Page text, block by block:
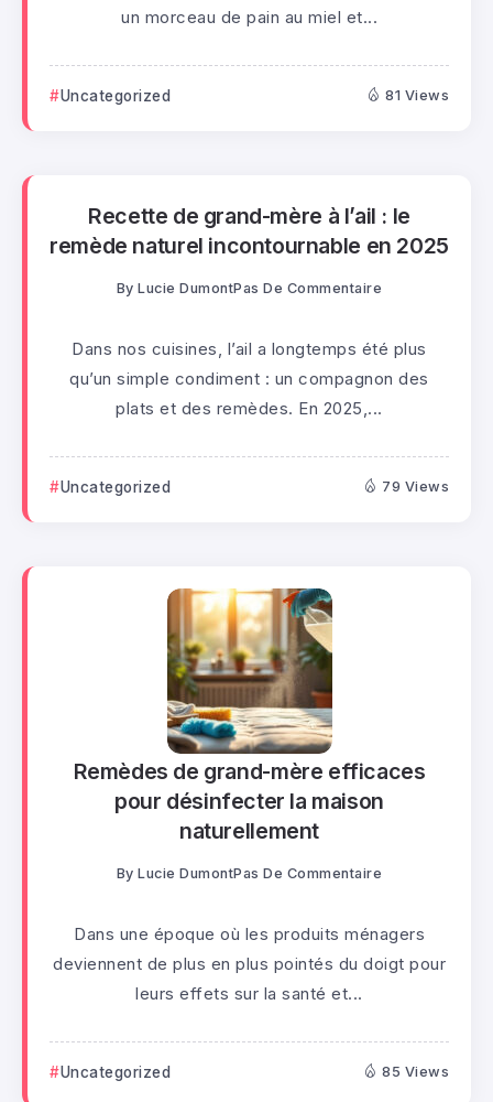
un morceau de pain au miel et...
Uncategorized 81 Views
Recette de grand-mère à l’ail : le
remède naturel incontournable en 2025
By Lucie DumontPas De Commentaire
Dans nos cuisines, l’ail a longtemps été plus
qu’un simple condiment : un compagnon des
plats et des remèdes. En 2025,...
Uncategorized 79 Views
Remèdes de grand-mère efficaces
pour désinfecter la maison
naturellement
By Lucie DumontPas De Commentaire
Dans une époque où les produits ménagers
deviennent de plus en plus pointés du doigt pour
leurs effets sur la santé et...
Uncategorized 85 Views